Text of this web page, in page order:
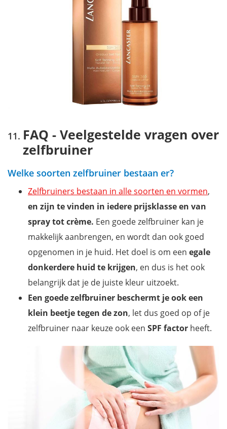
FAQ - Veelgestelde vragen over
zelfbruiner
Welke soorten zelfbruiner bestaan er?
Zelfbruiners bestaan in alle soorten en vormen,
en zijn te vinden in iedere prijsklasse en van
spray tot crème. Een goede zelfbruiner kan je
makkelijk aanbrengen, en wordt dan ook goed
opgenomen in je huid. Het doel is om een egale
donkerdere huid te krijgen, en dus is het ook
belangrijk dat je de juiste kleur uitzoekt.
Een goede zelfbruiner beschermt je ook een
klein beetje tegen de zon, let dus goed op of je
zelfbruiner naar keuze ook een SPF factor heeft.